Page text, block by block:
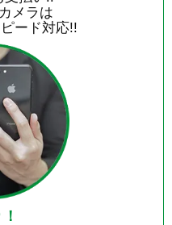
メラは
ード対応!!